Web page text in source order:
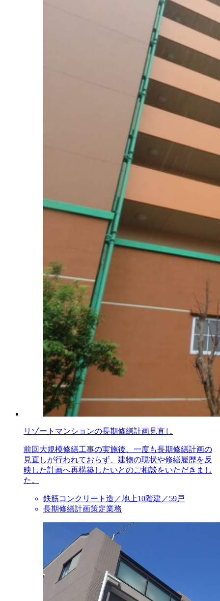
リゾートマンションの長期修繕計画見直し
前回大規模修繕工事の実施後、一度も長期修繕計画の
見直しが行われておらず、建物の現状や修繕履歴を反
映した計画へ再構築したいとのご相談をいただきまし
た。
鉄筋コンクリート造／地上10階建／59戸
長期修繕計画策定業務